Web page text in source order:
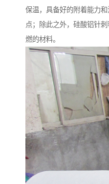
保温，具备好的附着能力
点；除此之外，硅酸铝针
燃的材料。